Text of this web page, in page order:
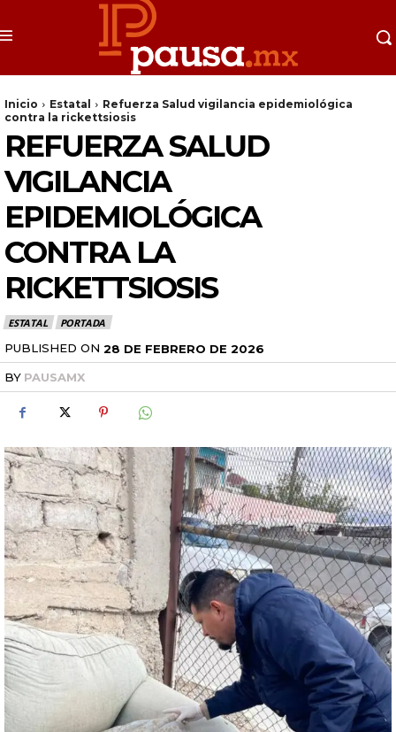
Inicio Estatal
Refuerza Salud vigilancia epidemiológica
contra la rickettsiosis
REFUERZA SALUD
VIGILANCIA
EPIDEMIOLÓGICA
CONTRA LA
RICKETTSIOSIS
ESTATAL PORTADA
PUBLISHED ON 28 DE FEBRERO DE 2026
BY PAUSAMX